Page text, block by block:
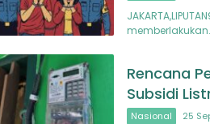
Rencana
Subsidi
Nasional 25